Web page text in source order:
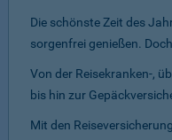
Die schönste Zeit des
sorgenfrei genießen.
Von der Reisekranken-,
bis hin zur
Mit den